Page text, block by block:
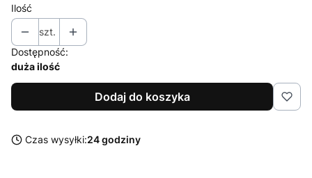
Ilość
szt.
Dostępność:
duża ilość
Dodaj do koszyka
Czas wysyłki:24 godziny